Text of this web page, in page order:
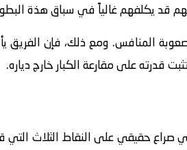
قد يكلفهم غالياً في سباق هذة
المنافس. ومع ذلك، فإن الفريق
قدرته على مقارعة الكبار خارج دياره.
حقيقي على النقاط الثلاث